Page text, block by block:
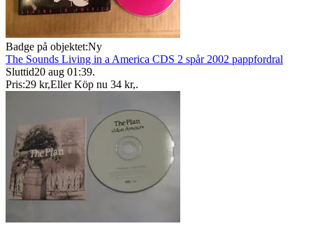
Badge på objektet:Ny
The Sounds Living in a America CDS 2 spår 2002 pappfordral
Sluttid20 aug 01:39.
Pris:29 kr,Eller Köp nu 34 kr,.